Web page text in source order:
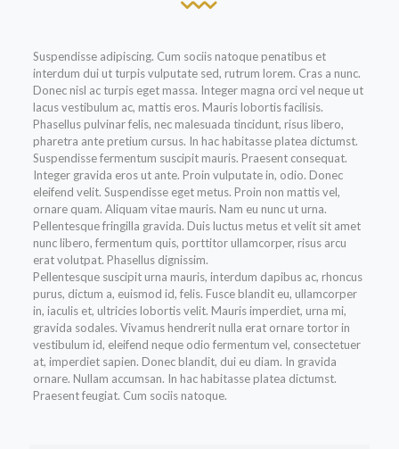
Suspendisse adipiscing. Cum sociis natoque penatibus et
interdum dui ut turpis vulputate sed, rutrum lorem. Cras a nunc.
Donec nisl ac turpis eget massa. Integer magna orci vel neque ut
lacus vestibulum ac, mattis eros. Mauris lobortis facilisis.
Phasellus pulvinar felis, nec malesuada tincidunt, risus libero,
pharetra ante pretium cursus. In hac habitasse platea dictumst.
Suspendisse fermentum suscipit mauris. Praesent consequat.
Integer gravida eros ut ante. Proin vulputate in, odio. Donec
eleifend velit. Suspendisse eget metus. Proin non mattis vel,
ornare quam. Aliquam vitae mauris. Nam eu nunc ut urna.
Pellentesque fringilla gravida. Duis luctus metus et velit sit amet
nunc libero, fermentum quis, porttitor ullamcorper, risus arcu
erat volutpat. Phasellus dignissim.
Pellentesque suscipit urna mauris, interdum dapibus ac, rhoncus
purus, dictum a, euismod id, felis. Fusce blandit eu, ullamcorper
in, iaculis et, ultricies lobortis velit. Mauris imperdiet, urna mi,
gravida sodales. Vivamus hendrerit nulla erat ornare tortor in
vestibulum id, eleifend neque odio fermentum vel, consectetuer
at, imperdiet sapien. Donec blandit, dui eu diam. In gravida
ornare. Nullam accumsan. In hac habitasse platea dictumst.
Praesent feugiat. Cum sociis natoque.